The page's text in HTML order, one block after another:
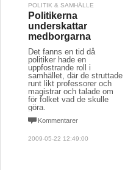
POLITIK & SAMHÄLLE
Politikerna
underskattar
medborgarna
Det fanns en tid då
politiker hade en
uppfostrande roll i
samhället, där de struttade
runt likt professorer och
magistrar och talade om
för folket vad de skulle
göra.
Kommentarer
2009-05-22 12:49:00